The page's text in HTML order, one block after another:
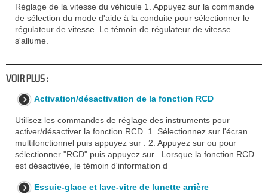
Réglage de la vitesse du véhicule 1. Appuyez sur la commande
de sélection du mode d'aide à la conduite pour sélectionner le
régulateur de vitesse. Le témoin de régulateur de vitesse
s'allume.
VOIR PLUS :
Activation/désactivation de la fonction RCD
Utilisez les commandes de réglage des instruments pour
activer/désactiver la fonction RCD. 1. Sélectionnez sur l'écran
multifonctionnel puis appuyez sur . 2. Appuyez sur ou pour
sélectionner "RCD" puis appuyez sur . Lorsque la fonction RCD
est désactivée, le témoin d'information d
Essuie-glace et lave-vitre de lunette arrière